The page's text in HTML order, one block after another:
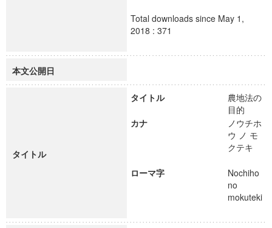
Total downloads since May 1,
2018 : 371
本文公開日
タイトル
タイトル
農地法の
目的
カナ
ノウチホ
ウ ノ モ
クテキ
ローマ字
Nochiho
no
mokuteki